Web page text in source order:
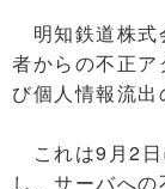
明知鉄道株式
者からの不正ア
び個人情報流出
これは9月2日
し、サーバへの